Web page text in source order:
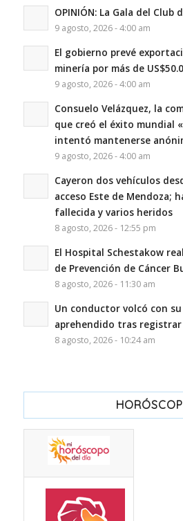
OPINIÓN: La Gala del Club
9 agosto, 2026 - 4:00 am
El gobierno prevé
minería por más de
9 agosto, 2026 - 4:00 am
Consuelo Velázquez, la
que creó el éxito mundial
intentó mantenerse
9 agosto, 2026 - 4:00 am
Cayeron dos vehículos
acceso Este de Mendoza;
fallecida y varios heridos
8 agosto, 2026 - 12:55 pm
El Hospital Schestakow
de Prevención de Cáncer
8 agosto, 2026 - 11:30 am
Un conductor volcó con
aprehendido tras
8 agosto, 2026 - 10:24 am